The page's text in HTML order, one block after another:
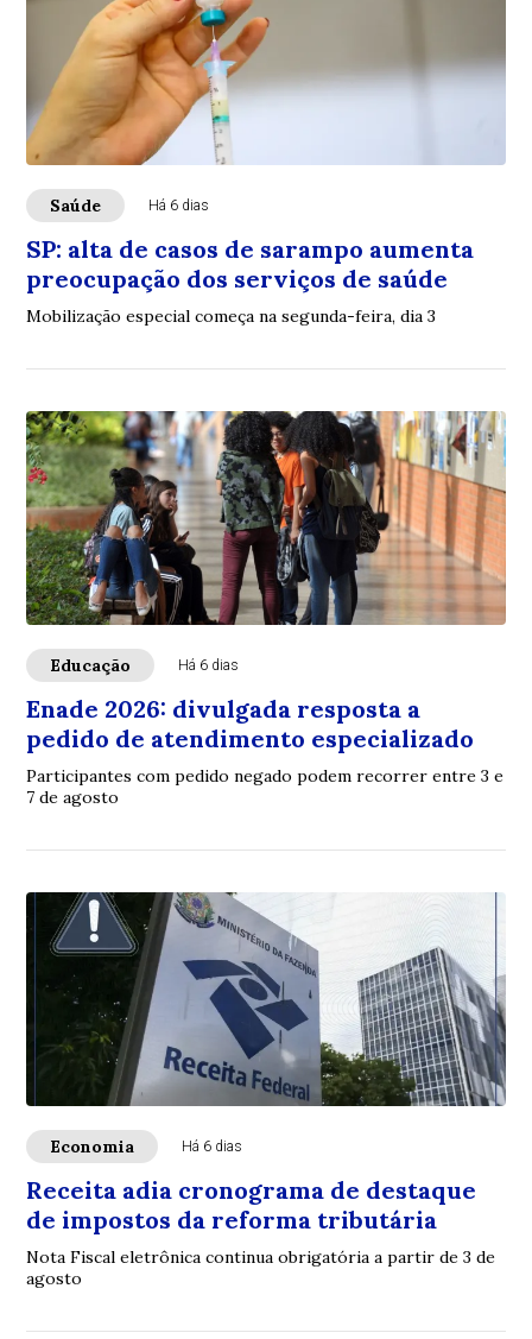
Saúde Há 6 dias
SP: alta de casos de sarampo aumenta
preocupação dos serviços de saúde
Mobilização especial começa na segunda-feira, dia 3
Educação Há 6 dias
Enade 2026: divulgada resposta a
pedido de atendimento especializado
Participantes com pedido negado podem recorrer entre 3 e
7 de agosto
Economia Há 6 dias
Receita adia cronograma de destaque
de impostos da reforma tributária
Nota Fiscal eletrônica continua obrigatória a partir de 3 de
agosto